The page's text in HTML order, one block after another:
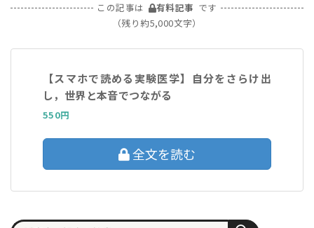
この記事は 有料記事 です
（残り約5,000文字）
【スマホで読める実験医学】自分をさらけ出
し，世界と本音でつながる
550円
全文を読む